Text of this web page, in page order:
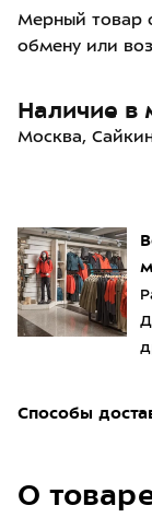
Способы
О
Мерный товар
обмену или
Наличие в
Москва,